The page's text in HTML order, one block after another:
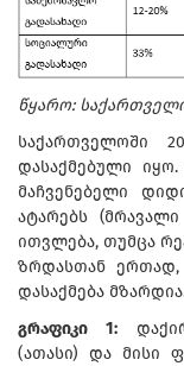
წყარო:
საქართველოში
დასაქმებული იყო.
მაჩვენებელი
ატარებს
ითვლება, თუმცა
ზრდასთან ერთად,
დასაქმება
გრაფიკი 1:
(ათასი) და მისი